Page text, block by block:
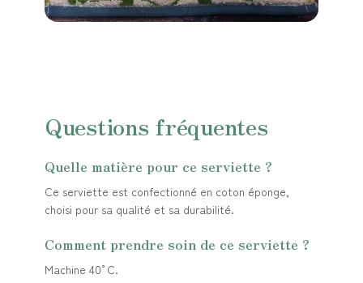
Questions fréquentes
Quelle matière pour ce serviette ?
Ce serviette est confectionné en coton éponge,
choisi pour sa qualité et sa durabilité.
Comment prendre soin de ce serviette ?
Machine 40°C.